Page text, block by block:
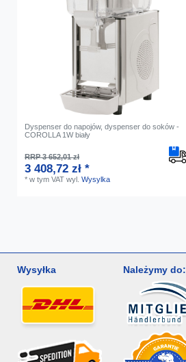
Dyspenser do napojów, dyspenser do soków -
COROLLA 1W biały
RRP 3 652,01 zł
3 408,72 zł *
*w tym VAT wyl.Wysylka
Wysyłka Należymy do: